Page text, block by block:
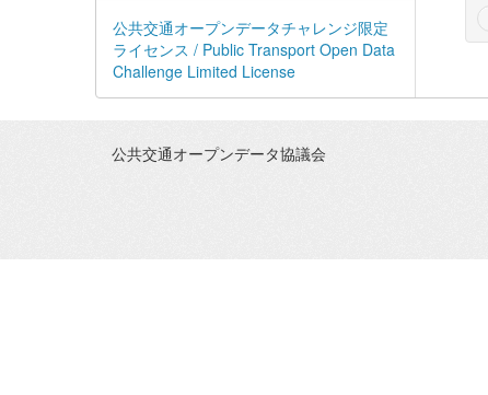
公共交通オープンデータチャレンジ限定
ライセンス / Public Transport Open Data
Challenge Limited License
公共交通オープンデータ協議会